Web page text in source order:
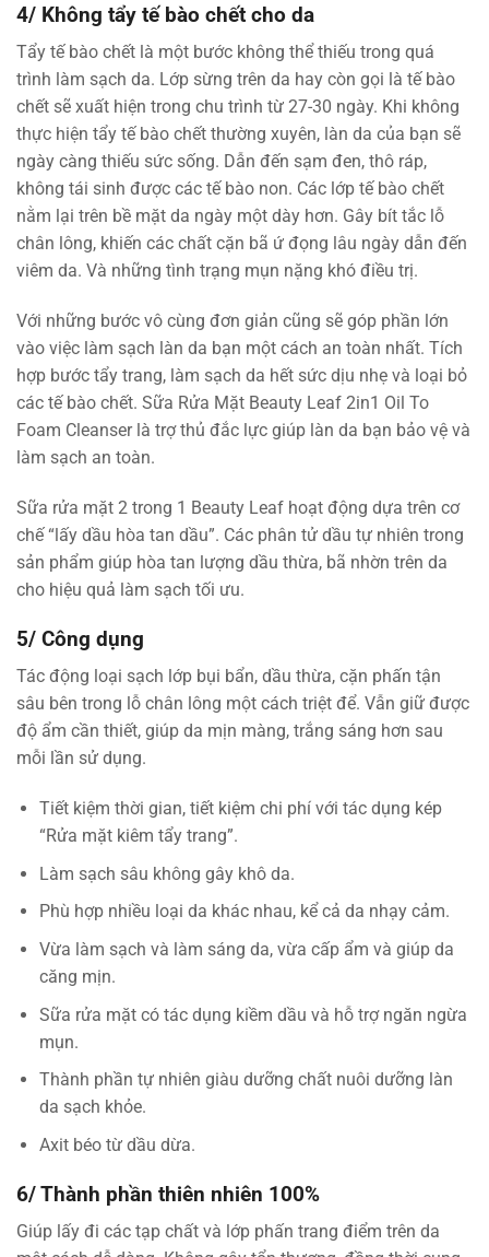
4/ Không tẩy tế bào chết cho da
Tẩy tế bào chết là một bước không thể thiếu trong quá
trình làm sạch da. Lớp sừng trên da hay còn gọi là tế bào
chết sẽ xuất hiện trong chu trình từ 27-30 ngày. Khi không
thực hiện tẩy tế bào chết thường xuyên, làn da của bạn sẽ
ngày càng thiếu sức sống. Dẫn đến sạm đen, thô ráp,
không tái sinh được các tế bào non. Các lớp tế bào chết
nằm lại trên bề mặt da ngày một dày hơn. Gây bít tắc lỗ
chân lông, khiến các chất cặn bã ứ đọng lâu ngày dẫn đến
viêm da. Và những tình trạng mụn nặng khó điều trị.
Với những bước vô cùng đơn giản cũng sẽ góp phần lớn
vào việc làm sạch làn da bạn một cách an toàn nhất. Tích
hợp bước tẩy trang, làm sạch da hết sức dịu nhẹ và loại bỏ
các tế bào chết. Sữa Rửa Mặt Beauty Leaf 2in1 Oil To
Foam Cleanser là trợ thủ đắc lực giúp làn da bạn bảo vệ và
làm sạch an toàn.
Sữa rửa mặt 2 trong 1 Beauty Leaf hoạt động dựa trên cơ
chế “lấy dầu hòa tan dầu”. Các phân tử dầu tự nhiên trong
sản phẩm giúp hòa tan lượng dầu thừa, bã nhờn trên da
cho hiệu quả làm sạch tối ưu.
5/ Công dụng
Tác động loại sạch lớp bụi bẩn, dầu thừa, cặn phấn tận
sâu bên trong lỗ chân lông một cách triệt để. Vẫn giữ được
độ ẩm cần thiết, giúp da mịn màng, trắng sáng hơn sau
mỗi lần sử dụng.
Tiết kiệm thời gian, tiết kiệm chi phí với tác dụng kép
“Rửa mặt kiêm tẩy trang”.
Làm sạch sâu không gây khô da.
Phù hợp nhiều loại da khác nhau, kể cả da nhạy cảm.
Vừa làm sạch và làm sáng da, vừa cấp ẩm và giúp da
căng mịn.
Sữa rửa mặt có tác dụng kiềm dầu và hỗ trợ ngăn ngừa
mụn.
Thành phần tự nhiên giàu dưỡng chất nuôi dưỡng làn
da sạch khỏe.
Axit béo từ dầu dừa.
6/ Thành phần thiên nhiên 100%
Giúp lấy đi các tạp chất và lớp phấn trang điểm trên da